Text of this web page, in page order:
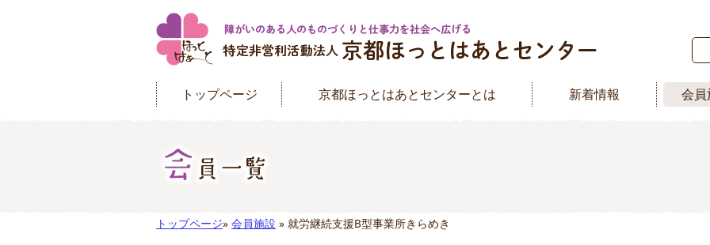
トップページ 京都ほっとはあとセンターとは 新着情報 会員
トップページ» 会員施設 » 就労継続支援B型事業所きらめき